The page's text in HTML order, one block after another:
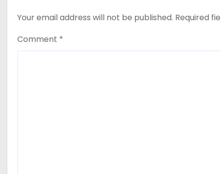
Your email address will not be published. Required
Comment *